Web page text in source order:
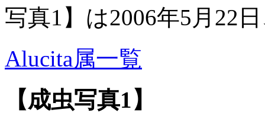
写真1】は2006年5月22
Alucita属一覧
【成虫写真1】